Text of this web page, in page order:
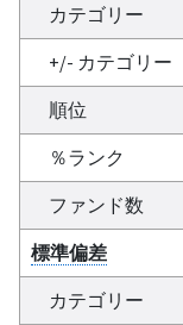
カテゴリー
+/- カテゴリー
順位
％ランク
ファンド数
標準偏差
カテゴリー